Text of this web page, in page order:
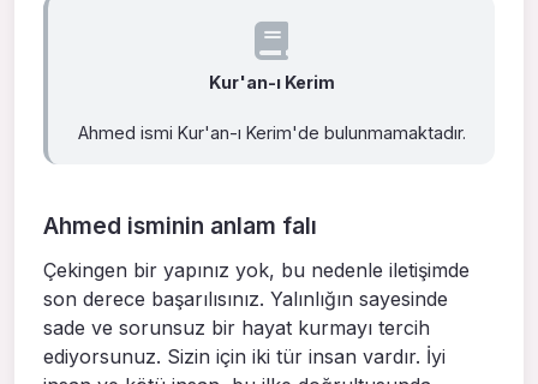
Kur'an-ı Kerim
Ahmed ismi Kur'an-ı Kerim'de bulunmamaktadır.
Ahmed isminin anlam falı
Çekingen bir yapınız yok, bu nedenle iletişimde
son derece başarılısınız. Yalınlığın sayesinde
sade ve sorunsuz bir hayat kurmayı tercih
ediyorsunuz. Sizin için iki tür insan vardır. İyi